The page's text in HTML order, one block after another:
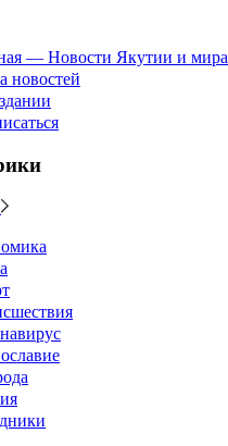
— Новости Якутии и мира
новостей